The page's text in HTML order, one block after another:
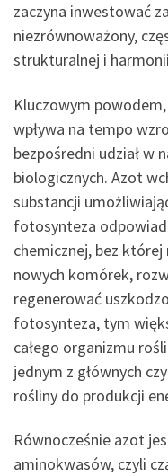
zaczyna inwestować
niezrównoważony,
strukturalnej i
Kluczowym
wpływa na tempo
bezpośredni udział w
biologicznych. Azot
substancji
fotosynteza
chemicznej, bez
nowych komórek,
regenerować
fotosynteza, tym
całego organizmu
jednym z głównych
rośliny do produkcji
Równocześnie azot
aminokwasów, czyli